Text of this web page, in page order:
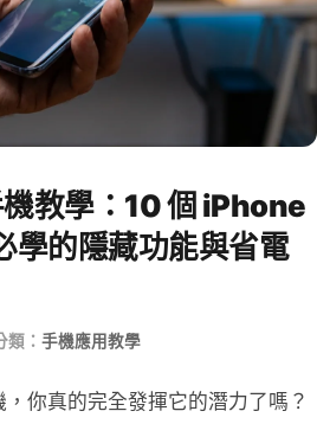
教學：10 個 iPhone
學的隱藏功能與省電
類： 手機應用教學
你真的完全發揮它的潛力了嗎？